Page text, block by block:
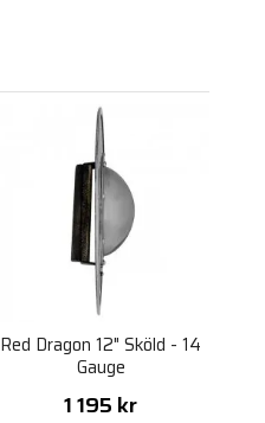
Red Dragon 12" Sköld - 14
Gauge
1 195 kr